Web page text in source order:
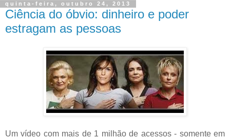
quinta-feira, outubro 24, 2013
Ciência do óbvio: dinheiro e poder
estragam as pessoas
Um vídeo com mais de 1 milhão de acessos - somente em